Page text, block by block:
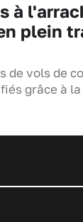
à
plein
de vols de
grâce à la